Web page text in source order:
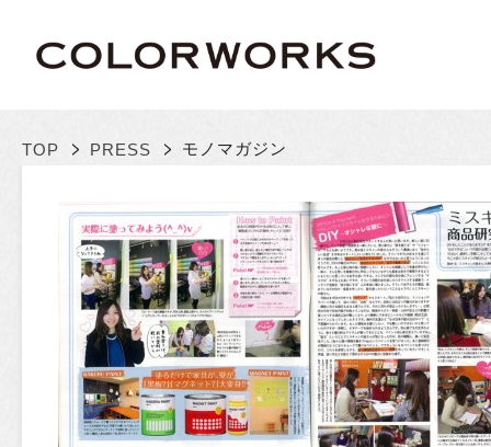
TOP > PRESS > モノマガジン